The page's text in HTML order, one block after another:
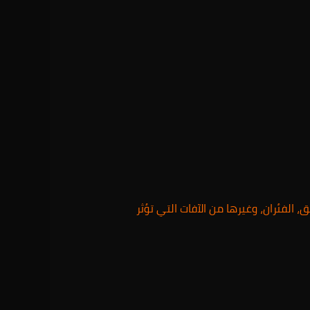
وغيرها من الآفات التي تؤثر